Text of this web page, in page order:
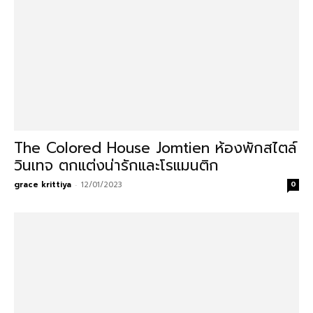
The Colored House Jomtien ห้องพักสไตล์
วินเทจ ตกแต่งน่ารักและโรแมนติก
grace krittiya - 12/01/2023 0